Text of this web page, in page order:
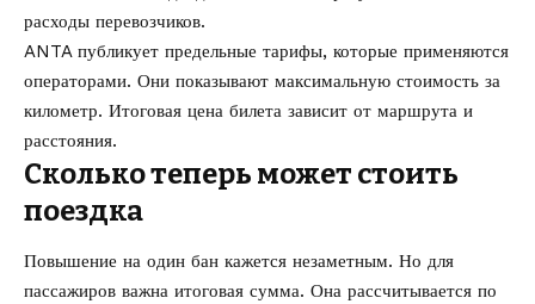
расходы перевозчиков.
ANTA публикует предельные тарифы, которые применяются
операторами. Они показывают максимальную стоимость за
километр. Итоговая цена билета зависит от маршрута и
расстояния.
Сколько теперь может стоить
поездка
Повышение на один бан кажется незаметным. Но для
пассажиров важна итоговая сумма. Она рассчитывается по